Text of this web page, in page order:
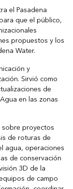
el Pasadena
que el público,
propuestos y los
Water.
y
Sirvió como
de
en las zonas
proyectos
de roturas de
agua, operaciones
de conservación
3D de la
de campo